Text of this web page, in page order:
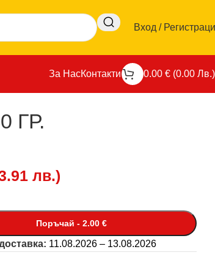
Вход /
За НасКонтакти 0.00 € (0.00 Лв.)
ГР.
лв.)
Поръчай - 2.00 €
11.08.2026 – 13.08.2026